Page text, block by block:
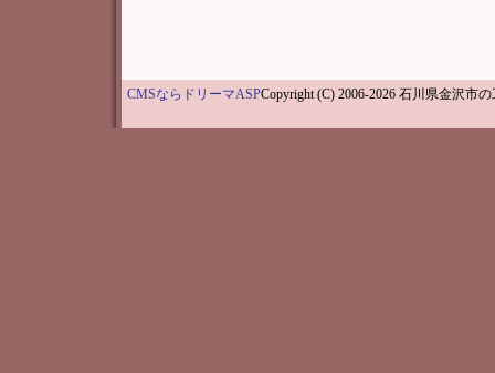
CMSならドリーマASPCopyright (C) 2006-2026 石川県金沢市